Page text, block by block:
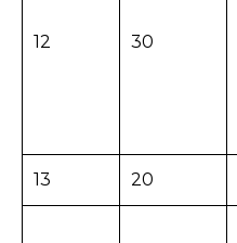
12 30
13 20